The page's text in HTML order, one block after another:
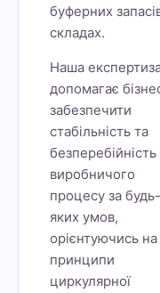
буферних
складах.
Наша
допомагає
забезпечити
стабільність та
безперебійність
виробничого
процесу за будь-
яких умов,
орієнтуючись на
принципи
циркулярної